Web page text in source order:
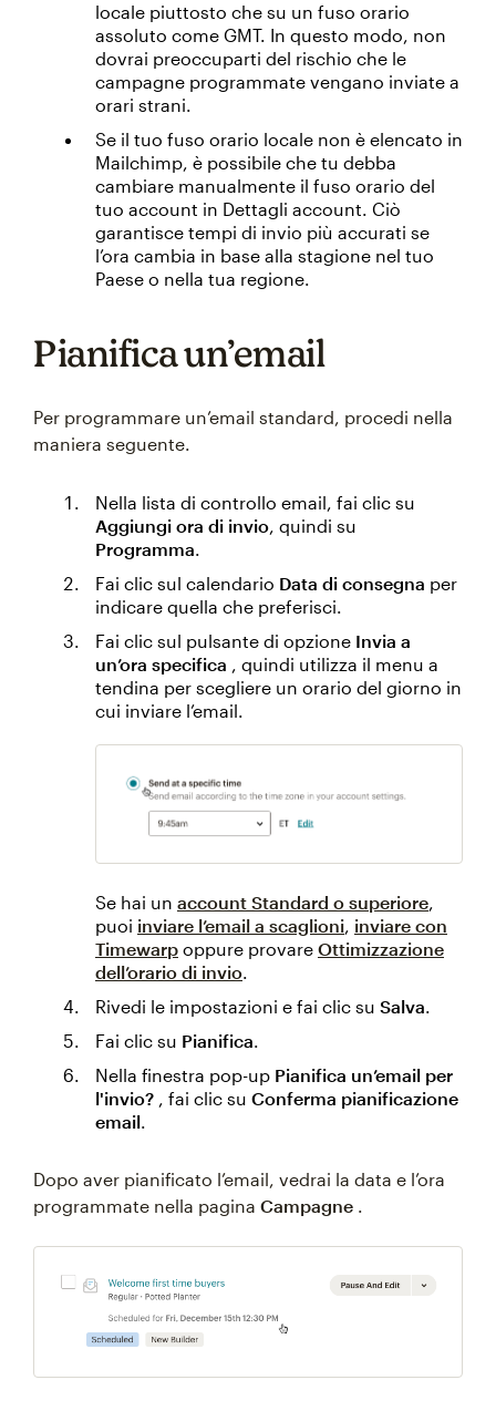
locale piuttosto che su un fuso orario
assoluto come GMT. In questo modo, non
dovrai preoccuparti del rischio che le
campagne programmate vengano inviate a
orari strani.
Se il tuo fuso orario locale non è elencato in
Mailchimp, è possibile che tu debba
cambiare manualmente il fuso orario del
tuo account in Dettagli account. Ciò
garantisce tempi di invio più accurati se
l’ora cambia in base alla stagione nel tuo
Paese o nella tua regione.
Pianifica un’email
Per programmare un’email standard, procedi nella
maniera seguente.
Nella lista di controllo email, fai clic su
Aggiungi ora di invio, quindi su
Programma.
Fai clic sul calendario Data di consegna per
indicare quella che preferisci.
Fai clic sul pulsante di opzione Invia a
un’ora specifica , quindi utilizza il menu a
tendina per scegliere un orario del giorno in
cui inviare l’email.
Se hai un account Standard o superiore,
puoi inviare l’email a scaglioni, inviare con
Timewarp oppure provare Ottimizzazione
dell’orario di invio.
Rivedi le impostazioni e fai clic su Salva.
Fai clic su Pianifica.
Nella finestra pop-up Pianifica un’email per
l'invio? , fai clic su Conferma pianificazione
email.
Dopo aver pianificato l’email, vedrai la data e l’ora
programmate nella pagina Campagne .